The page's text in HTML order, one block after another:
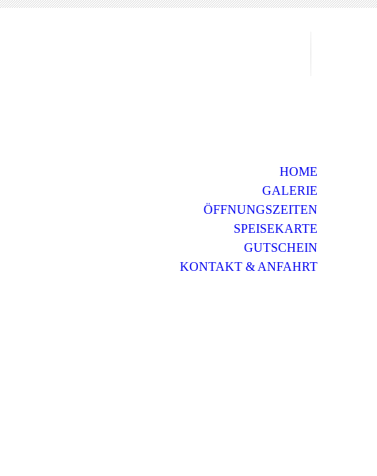
HOME
GALERIE
ÖFFNUNGSZEITEN
SPEISEKARTE
GUTSCHEIN
KONTAKT & ANFAHRT